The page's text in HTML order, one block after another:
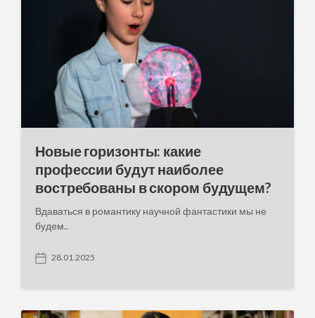
Новые горизонты: какие
профессии будут наиболее
востребованы в скором будущем?
Вдаваться в романтику научной фантастики мы не
будем..
P
d
28.01.2025